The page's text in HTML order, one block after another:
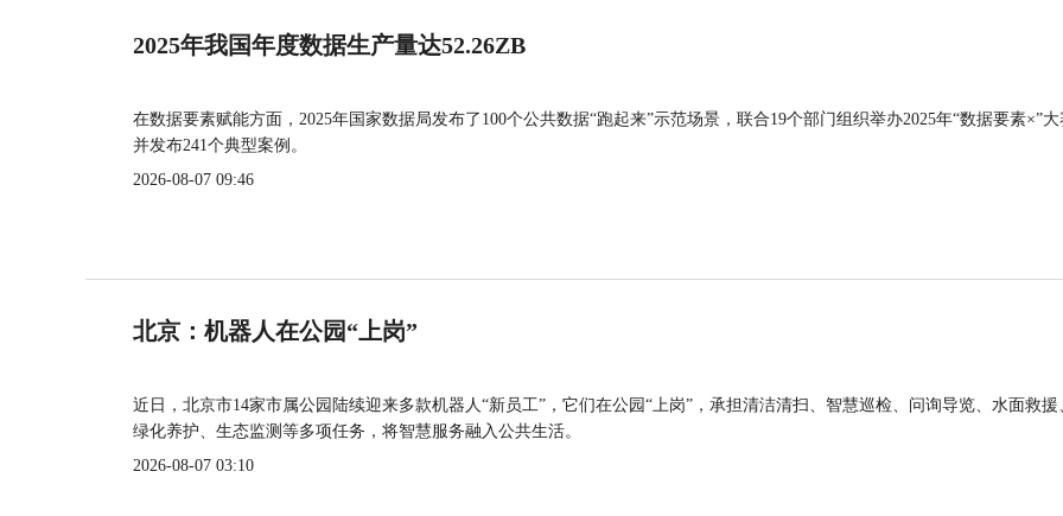
2025年我国年度数据生产量达52.26ZB
在数据要素赋能方面，2025年国家数据局发布了100个公共数据“跑起来”示范场景，联合19个部门组织举办2025年“数据要素×”大
并发布241个典型案例。
2026-08-07 09:46
北京：机器人在公园“上岗”
近日，北京市14家市属公园陆续迎来多款机器人“新员工”，它们在公园“上岗”，承担清洁清扫、智慧巡检、问询导览、水面救援
绿化养护、生态监测等多项任务，将智慧服务融入公共生活。
2026-08-07 03:10